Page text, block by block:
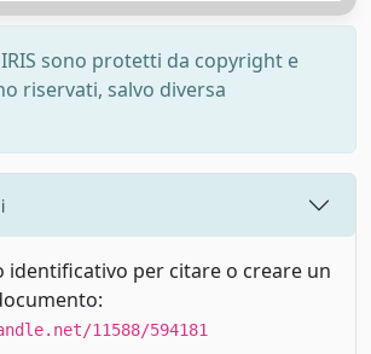
sono protetti da copyright e
riservati, salvo diversa
identificativo per citare o creare un
11588/594181